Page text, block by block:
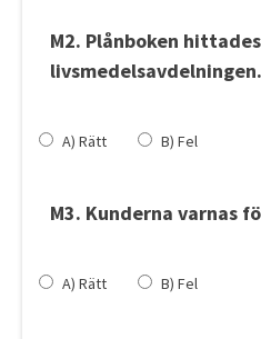
M2. Plånboken
livsmedelsavdelningen.
A) Rätt B) Fel
M3. Kunderna varnas
A) Rätt B) Fel